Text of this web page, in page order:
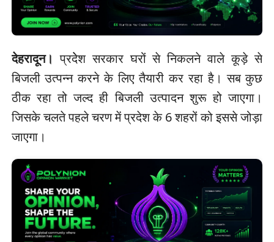
देहरादून।प्रदेेश सरकार घरों से निकलने वाले कूड़े से
बिजली उत्पन्न करने के लिए तैयारी कर रहा है। सब कुछ
ठीक रहा तो जल्द ही बिजली उत्पादन शुरू हो जाएगा।
जिसके चलते पहले चरण में प्रदेश के 6 शहरों को इससे जोड़ा
जाएगा।